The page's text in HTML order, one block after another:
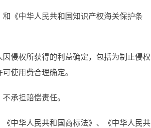
《中华人民共和国知识产权海关保护条
侵权所获得的利益确定，包括为制止侵权
使用费合理确定。
承担赔偿责任。
中华人民共和国商标法》、《中华人民共